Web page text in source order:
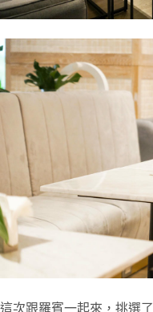
這次跟羅賓一起來，挑選